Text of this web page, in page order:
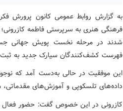
به گزارش روابط عمومی کانون پرورش
فرهنگی هنری به سرپرستی فاطمه
فهرست کشف‌کنندگان سیارک جدید به ثبت
این موفقیت در حالی به‌دست آمد که
داده‌های تلسکوپی و آموزش‌های
کازرونی در این خصوص گفت: حضور فعال